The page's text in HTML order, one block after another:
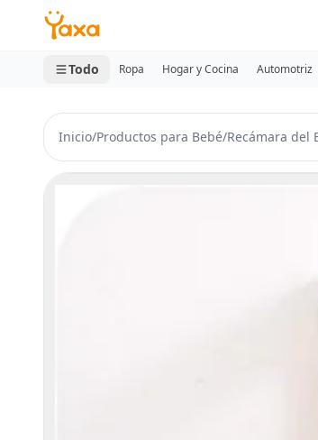
MINI CARRITO
0 productos
Todo Ropa Hogar y Cocina Automotriz
Inicio/Productos para Bebé/Recámara del